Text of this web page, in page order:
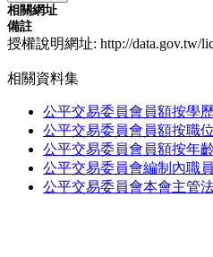
相關網址
備註
授權說明網址: http://data.gov.tw/
相關資料集
公平交易委員會員額按學
公平交易委員會員額按職
公平交易委員會員額按年
公平交易委員會編制內職
公平交易委員會本會主管